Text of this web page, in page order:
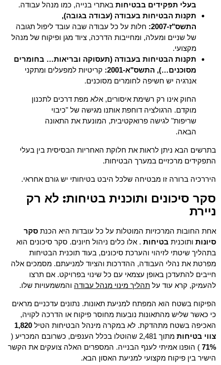
בעלי תפקידים בבטיחות באתרי בנייה, כמו מנהל עבודה.
תקנות הבטיחות בעבודה (עבודה בגובה),
התשס"ז-2007:
חלות על כל עבודה שבה עובד ליפול תגובה
של שניים ומעלה, ומחייבות הדרכה, ציוד מגן ופיקוח של מנהל
מקצועי.
תקנות הבטיחות בעבודה (תעסוקה ובריאות… בחומרים
מסוכנים…), התשס"א-2001:
קריטיות למפעלים ומתקני
אנרגיה יש חשיפה לחומרים מסוכנים.
החוק אינו רק רשימת איסורים, אלא מפת דרכים לתכנון
מוקדם. הרגולציה דוחפת אותנו מגישה של "כיבוי
שריפות" לגישה פרואקטיבית, המונעת את התאונה
הבאה.
בתרשים הבא ניתן לראות את חלוקת האחריות הבסיסית בין בעלי
התפקידים מרכזיים במערך הבטיחות.
היררכיה ברורה זו מבטיחה שלכל היבט בטיחותי יש גורם אחראי.
סקר סיכונים ותוכנית בטיחות: לא רק
ניירת
אחת החובות המרכזיות המוטלות על כל עובדות היא הכנת סקר
סיונות ותוכנית בטיחות . אלו כלים ניהול חיונים. סקר סיכונים הוא
בתהליך שיטתי לזיהוי והערכת סיכונים, בעוד תוכנית הבטיחות
מפרטת את נהלי העבודה, ההדרכות והציוד למניעתם. מסמכים אלה
חייבים להתעדכן באופן עצמאי עם כל שינוי בפרויקט. אם תרצו
להעמיק, קרא עוד על תהליך מינוי מנהל עבודה והמשמעויות שלו.
הפיקוח בשטח הוא המפתח למניעת תאונות. נתונים עדכניים מראים
כי כאשר שליש מהתאונות נובעות מחוסר פיקוח או הדרכה לקויה,
האכיפה בשטח מתהדקת. לא במקרה מינהל הבטיחות הטיל 1,820
צווי בטיחות מתוך 2,481 שהוטלו בכלל הענפים, כשרובם המכריע (
71% ) הופנו אמיתי לענף הבנייה. המספרים האלה צועקים את הקשר
הישיר בין פיקוח מקצועי למניעת האסון הבא.